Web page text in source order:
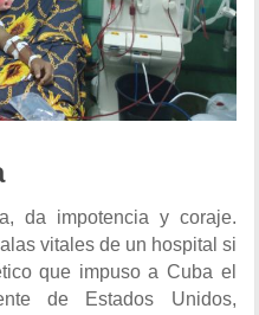
da impotencia y coraje.
vitales de un hospital si
que impuso a Cuba el
de Estados Unidos,